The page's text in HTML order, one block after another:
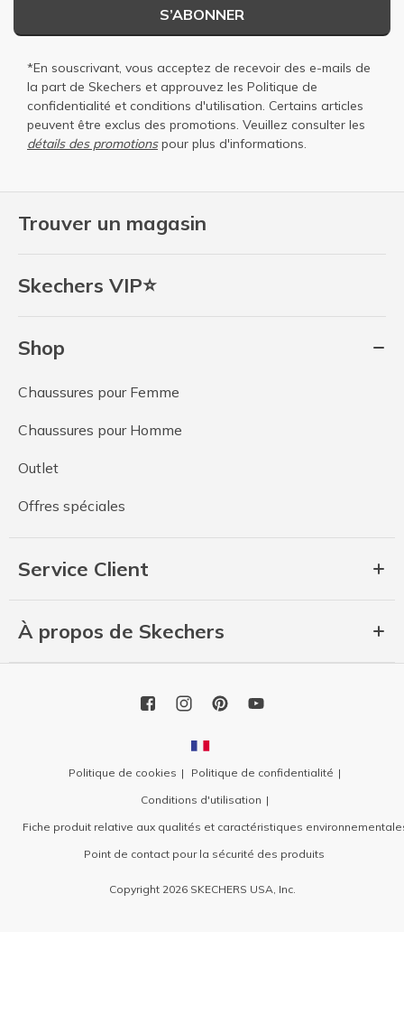
Trouver un magasin
Skechers VIP⭐
Shop
Chaussures pour Femme
Chaussures pour Homme
Outlet
Offres spéciales
Service Client
À propos de Skechers
S’ABONNER
*En souscrivant, vous acceptez de recevoir des e-mails de
la part de Skechers et approuvez les Politique de
confidentialité et conditions d'utilisation. Certains articles
peuvent être exclus des promotions. Veuillez consulter les
détails des promotionspour plus d'informations.
Politique de cookies
Politique de confidentialité
Conditions d'utilisation
Fiche produit relative aux qualités et caractéristiques
Point de contact pour la sécurité des produits
Copyright 2026 SKECHERS USA, Inc.